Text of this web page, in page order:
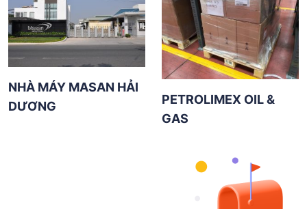
NHÀ MÁY MASAN HẢI
DƯƠNG
PETROLIMEX OIL &
GAS